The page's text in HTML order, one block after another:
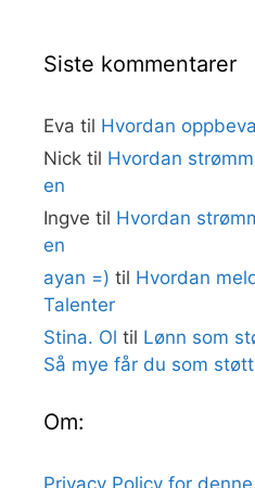
Siste kommentarer
Eva til Hvordan
Nick til Hvordan
en
Ingve til Hvordan
en
ayan =) til Hvordan
Talenter
Stina. Ol til Lønn som
Så mye får du som
Om:
Privacy Policy for